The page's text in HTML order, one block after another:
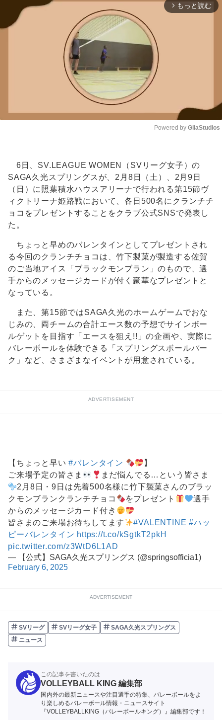
arrow_forward_ios もっと読む
Powered by GliaStudios
6日、SV.LEAGUE WOMEN（SVリーグ女子）の
SAGA久光スプリングスが、2月8日（土）、2月9日
（日）に照葉積水ハウスアリーナで行われる第15節ヴ
ィクトリーナ姫路戦において、各日500名にクランチチ
ョコをプレゼントすることをクラブ公式SNSで発表し
た。
ちょっと早めのバレンタインとしてプレゼントされ
る今回のクランチチョコは、竹下製菓が製造する佐賀
のご当地アイス「ブラックモンブラン」のもので、選
手からのメッセージカードが付く豪華なプレゼントと
なっている。
また、第15節ではSAGA久光のホームゲームでおな
じみの、両チームの合計エース数の予想でサインボー
ルゲットを目指す「エースを狙え!!」の企画や、実際に
バレーボールを体験できる「スプリングスボールパー
ク」など、さまざまなイベントが用意されている。
ADVERTISEMENT
【ちょっと早い#バレンタイン
】
ご来場予定の皆さま
まだ悩んでる…という皆さま
2月8日・9日は先着500名様に竹下製菓さんのブラッ
クモンブランクランチチョコ
をプレゼント
選手
からのメッセージカード付き
皆さまのご来場お待ちしてます
#VALENTINE #ハッ
ピーバレンタイン https://t.co/kSgtkT2pkH
pic.twitter.com/z3WtD6L1AD
— 【公式】SAGA久光スプリングス (@springsofficia1)
February 6, 2025
ADVERTISEMENT
SVリーグ SVリーグ女子
SAGA久光スプリングス
ニュース
この記事を書いたのは
VOLLEYBALL KING 編集部
国内外の最新ニュースや注目選手の特集、バレーボールをよ
り楽しめるバレーボール情報・ニュースサイト
『VOLLEYBALLKING（バレーボールキング）』編集部です！